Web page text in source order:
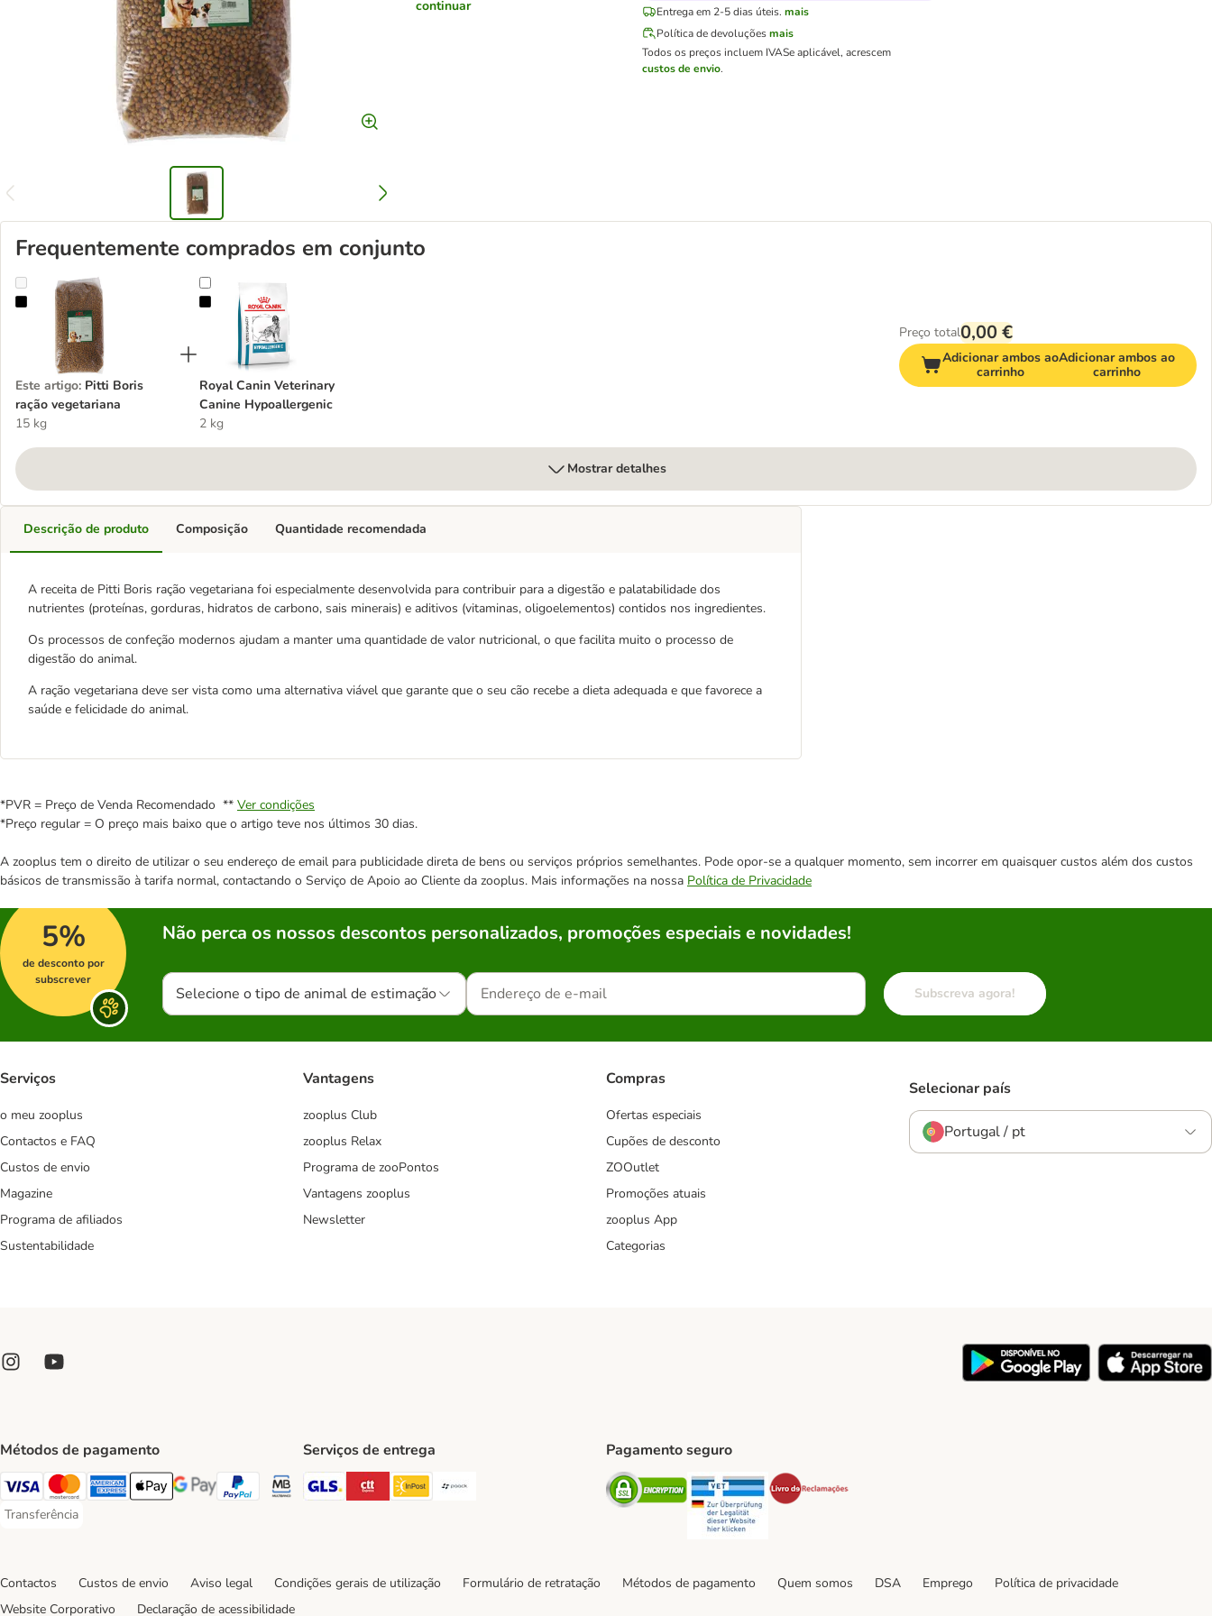
continuar
Entrega em 2-5 dias úteis. mais
Política de devoluçõesmais
Todos os preços incluem IVASe aplicável, acrescem
custos de envio.
Frequentemente comprados em conjunto
Pitti Boris ração vegetariana
Este artigo: Pitti Boris
ração vegetariana
15 kg
Royal Canin Veterinary Canine Hypoallergenic
Royal Canin Veterinary
Canine Hypoallergenic
2 kg
Preço total0,00 €
Adicionar ambos ao
carrinho
Adicionar ambos ao
carrinho
Mostrar detalhes
Descrição de produto
A receita de Pitti Boris ração vegetariana foi especialmente desenvolvida para contribuir para a digestão e palatabilidade dos
nutrientes (proteínas, gorduras, hidratos de carbono, sais minerais) e aditivos (vitaminas, oligoelementos) contidos nos ingredientes.
Os processos de confeção modernos ajudam a manter uma quantidade de valor nutricional, o que facilita muito o processo de
digestão do animal.
A ração vegetariana deve ser vista como uma alternativa viável que garante que o seu cão recebe a dieta adequada e que favorece a
saúde e felicidade do animal.
Composição Quantidade recomendada
*PVR = Preço de Venda Recomendado ** Ver condições
*Preço regular = O preço mais baixo que o artigo teve nos últimos 30 dias.
A zooplus tem o direito de utilizar o seu endereço de email para publicidade direta de bens ou serviços próprios semelhantes. Pode opor-se a qualquer momento, sem incorrer em quaisquer custos além dos custos
básicos de transmissão à tarifa normal, contactando o Serviço de Apoio ao Cliente da zooplus. Mais informações na nossa Política de Privacidade
5%
de desconto por
subscrever
Não perca os nossos descontos personalizados, promoções especiais e novidades!
Selecione o tipo de animal de estimação Subscreva agora!
Serviços
o meu zooplus
Contactos e FAQ
Custos de envio
Magazine
Programa de afiliados
Sustentabilidade
Vantagens
zooplus Club
zooplus Relax
Programa de zooPontos
Vantagens zooplus
Newsletter
Compras
Ofertas especiais
Cupões de desconto
ZOOutlet
Promoções atuais
zooplus App
Categorias
Selecionar país
Portugal / pt
Métodos de pagamento
Visa Payment Method
Mastercard Payment Method
American Express Payment Method
Apple Pay Payment Method
Google Pay Payment Method
PayPal Payment Method
Multibanco Payment Method
Transferência
Transferência Payment Method
Serviços de entrega
GLS Shipping Method
CTTExpress Shipping Method
InPost Shipping Method
Paack Shipping Method
Pagamento seguro
Security Security
Contactos Custos de envio Aviso legal Condições gerais de utilização Formulário de retratação Métodos de pagamento Quem somos DSA Emprego
Política de privacidade
Website Corporativo
Declaração de acessibilidade